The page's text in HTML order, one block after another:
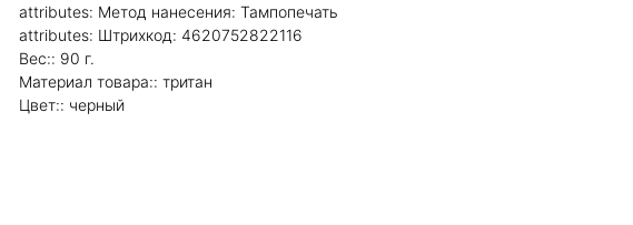
attributes: Метод нанесения: Тампопечать
attributes: Штрихкод: 4620752822116
Вес:: 90 г.
Материал товара:: тритан
Цвет:: черный